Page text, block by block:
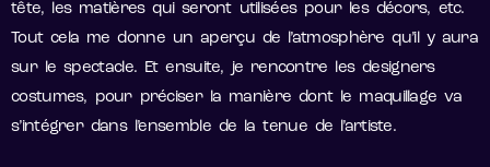
tête, les matières qui seront utilisées pour les décors, etc.
Tout cela me donne un aperçu de l’atmosphère qu’il y aura
sur le spectacle. Et ensuite, je rencontre les designers
costumes, pour préciser la manière dont le maquillage va
s’intégrer dans l’ensemble de la tenue de l’artiste.